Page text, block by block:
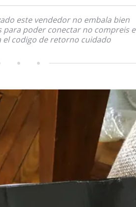
este vendedor no embala bien
para poder conectar no compreis e
el codigo de retorno cuidado